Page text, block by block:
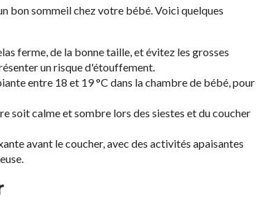
bon sommeil chez votre bébé. Voici quelques
ferme, de la bonne taille, et évitez les grosses
un risque d'étouffement.
entre 18 et 19 °C dans la chambre de bébé, pour
soit calme et sombre lors des siestes et du coucher
avant le coucher, avec des activités apaisantes